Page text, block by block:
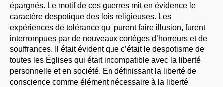
épargnés. Le motif de ces guerres mit en évidence le
caractère despotique des lois religieuses. Les
expériences de tolérance qui purent faire illusion, furent
interrompues par de nouveaux cortèges d’horreurs et de
souffrances. Il était évident que c’était le despotisme de
toutes les Églises qui était incompatible avec la liberté
personnelle et en société. En définissant la liberté de
conscience comme élément nécessaire à la liberté